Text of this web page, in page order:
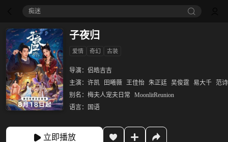
痴迷
子夜归
爱情 奇幻 古装
导演： 侣皓吉吉
主演： 许凯 田曦薇 王佳怡 朱正廷 吴俊霆 易大千
范
别名： 梅夫人宠夫日常
MoonlitReunion
语言：
国语
立即播放